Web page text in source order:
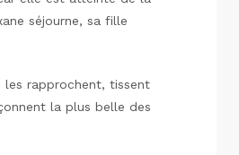
séjourne, sa fille
rapprochent, tissent
la plus belle des